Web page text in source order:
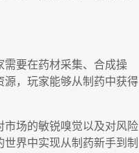
要在药材采集、合成操
，玩家能够从制药中获得
场的敏锐嗅觉以及对风险
界中实现从制药新手到制